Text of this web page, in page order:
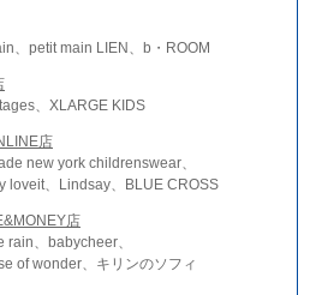
、petit main LIEN、b・ROOM
、XLARGE KIDS
店
new york childrenswear、
loveit、Lindsay、BLUE CROSS
店
rain、babycheer、
of wonder、キリンのソフィ